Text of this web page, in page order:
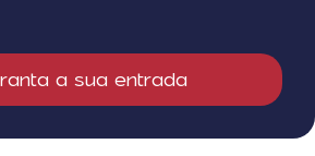
a sua entrada